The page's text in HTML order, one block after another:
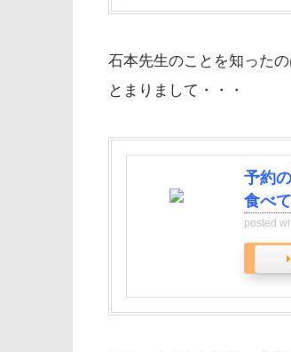
石本先生のことを知った
とまりまして・・・
予約
食べ
posted